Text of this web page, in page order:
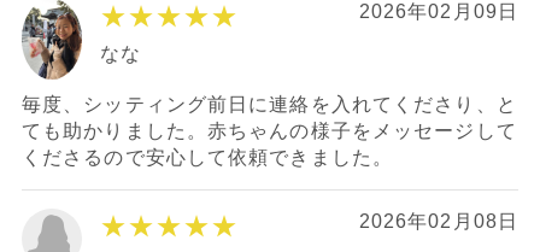
★★★★★ 2026年02月09日
なな
毎度、シッティング前日に連絡を入れてくださり、と
ても助かりました。赤ちゃんの様子をメッセージして
くださるので安心して依頼できました。
★★★★★ 2026年02月08日